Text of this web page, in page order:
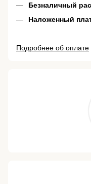
Безналичный
Наложенный
Подробнее об оплате